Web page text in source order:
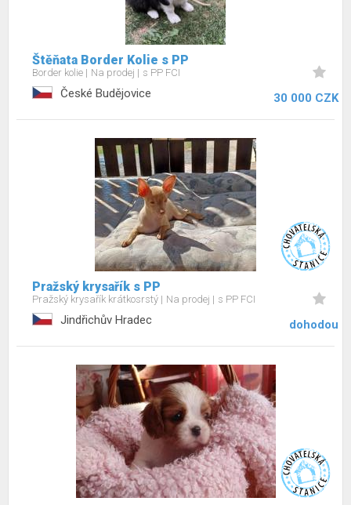
Štěňata Border Kolie s PP
Border kolie Na prodej s PP FCI
České Budějovice 30 000 CZK
Pražský krysařík s PP
Pražský krysařík krátkosrstý Na prodej s PP FCI
Jindřichův Hradec dohodou